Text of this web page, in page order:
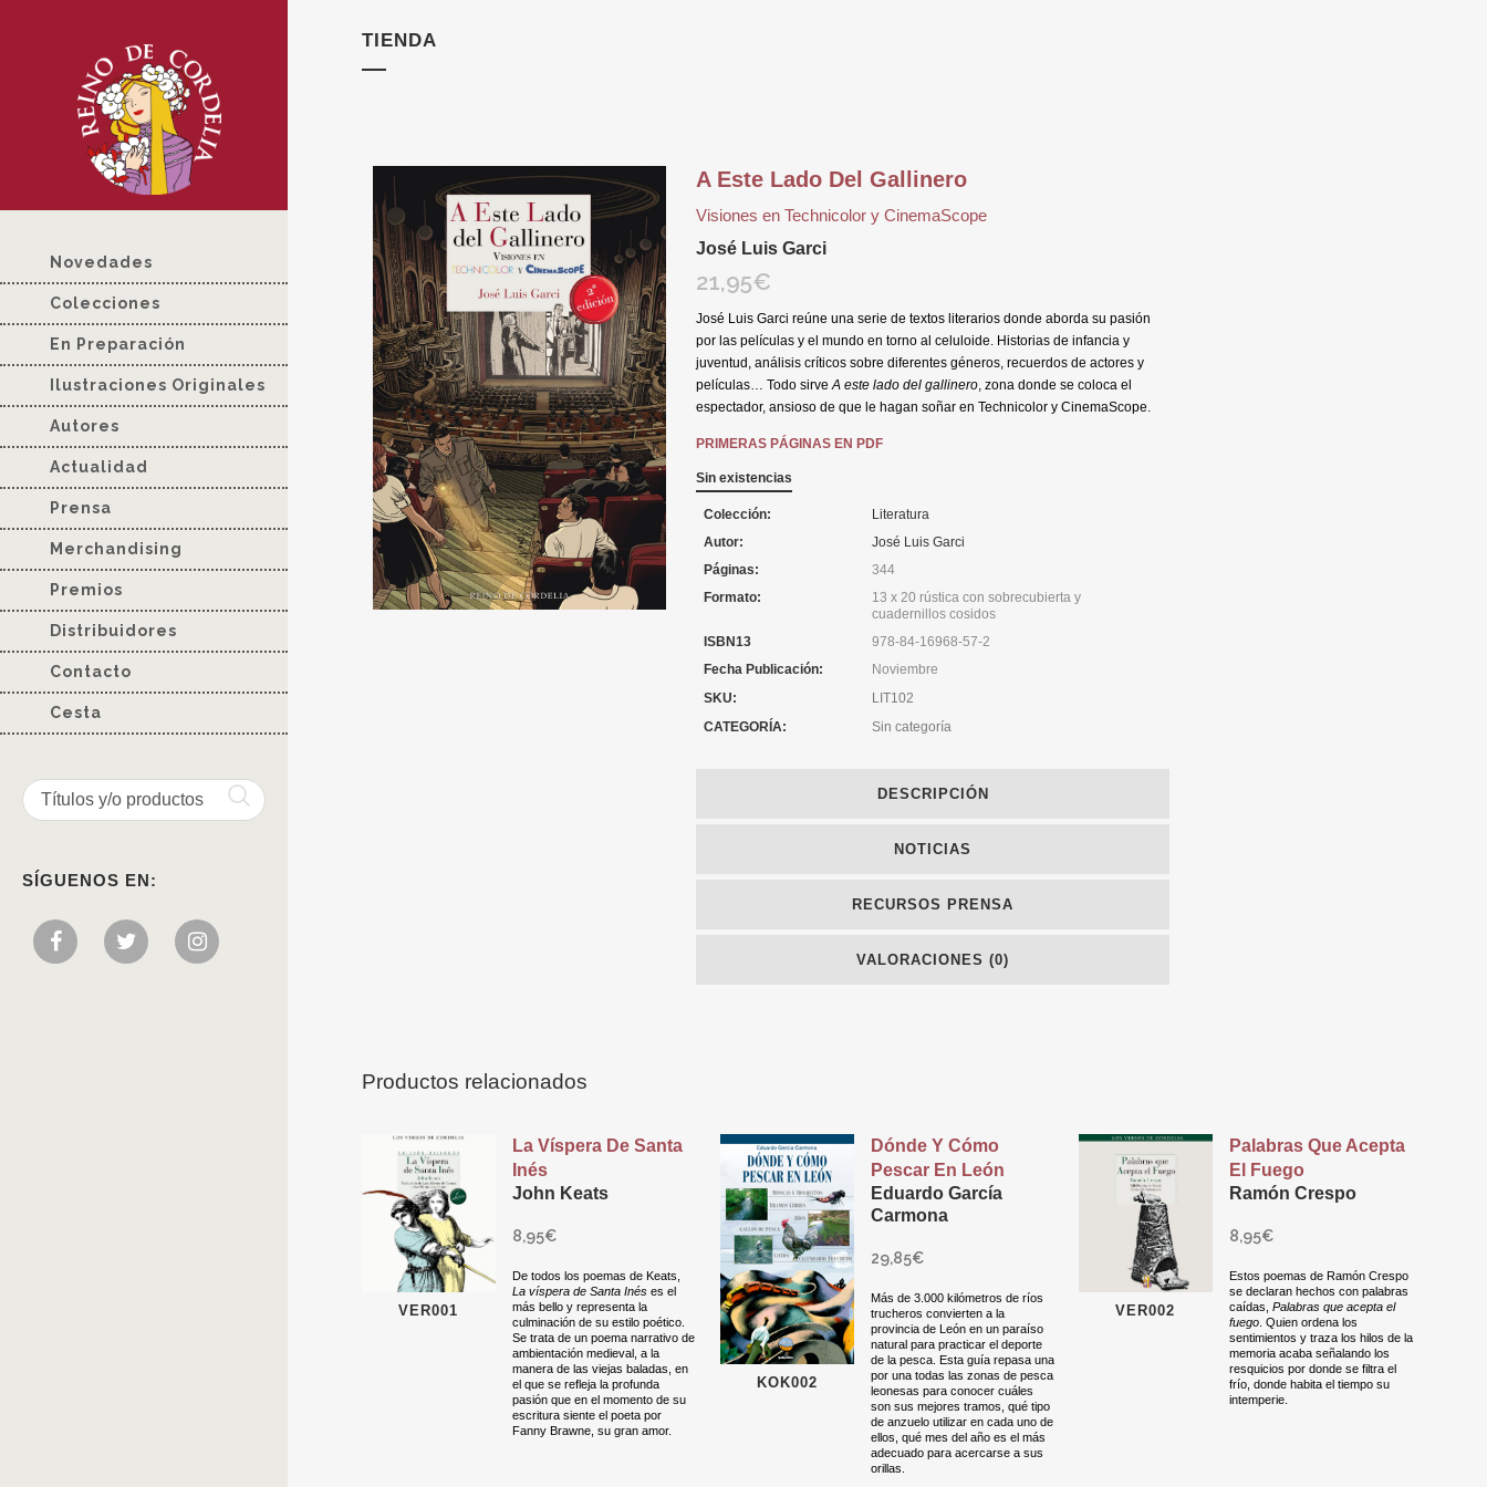
Novedades
Colecciones
En Preparación
Ilustraciones Originales
Autores
Actualidad
Prensa
Merchandising
Premios
Distribuidores
Contacto
Cesta
SÍGUENOS EN:
TIENDA
A Este Lado Del Gallinero
Visiones en Technicolor y CinemaScope
José Luis Garci
21,95€
José Luis Garci reúne una serie de textos literarios donde aborda su pasión
por las películas y el mundo en torno al celuloide. Historias de infancia y
juventud, análisis críticos sobre diferentes géneros, recuerdos de actores y
películas… Todo sirveA este lado del gallinero, zona donde se coloca el
espectador, ansioso de que le hagan soñar en Technicolor y CinemaScope.
PRIMERAS PÁGINAS EN PDF
Sin existencias
Colección:
Literatura
Autor:
José Luis Garci
Páginas:
344
Formato:
13 x 20 rústica con sobrecubierta y
cuadernillos cosidos
ISBN13
978-84-16968-57-2
Fecha Publicación:
Noviembre
SKU:
LIT102
CATEGORÍA:
Sin categoría
DESCRIPCIÓN
NOTICIAS
RECURSOS PRENSA
VALORACIONES (0)
Productos relacionados
VER001
La Víspera De Santa
Inés
John Keats
8,95€
De todos los poemas de Keats,
La víspera de Santa Inés es el
más bello y representa la
culminación de su estilo poético.
Se trata de un poema narrativo de
ambientación medieval, a la
manera de las viejas baladas, en
el que se refleja la profunda
pasión que en el momento de su
escritura siente el poeta por
Fanny Brawne, su gran amor.
KOK002
Dónde Y Cómo
Pescar En León
Eduardo García
Carmona
29,85€
Más de 3.000 kilómetros de ríos
trucheros convierten a la
provincia de León en un paraíso
natural para practicar el deporte
de la pesca. Esta guía repasa una
por una todas las zonas de pesca
leonesas para conocer cuáles
son sus mejores tramos, qué tipo
de anzuelo utilizar en cada uno de
ellos, qué mes del año es el más
adecuado para acercarse a sus
orillas.
VER002
Palabras Que Acepta
El Fuego
Ramón Crespo
8,95€
Estos poemas de Ramón Crespo
se declaran hechos con palabras
caídas, Palabras que acepta el
fuego. Quien ordena los
sentimientos y traza los hilos de la
memoria acaba señalando los
resquicios por donde se filtra el
frío, donde habita el tiempo su
intemperie.